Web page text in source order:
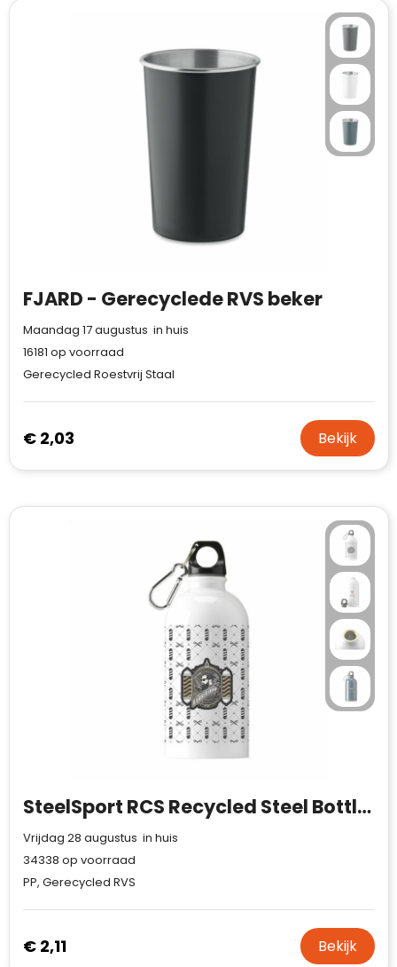
FJARD - Gerecyclede RVS beker
Maandag 17 augustus in huis
16181 op voorraad
Gerecycled Roestvrij Staal
€ 2,03 Bekijk
SteelSport RCS Recycled Steel Bottle 500 ml
Vrijdag 28 augustus in huis
34338 op voorraad
PP, Gerecycled RVS
€ 2,11 Bekijk